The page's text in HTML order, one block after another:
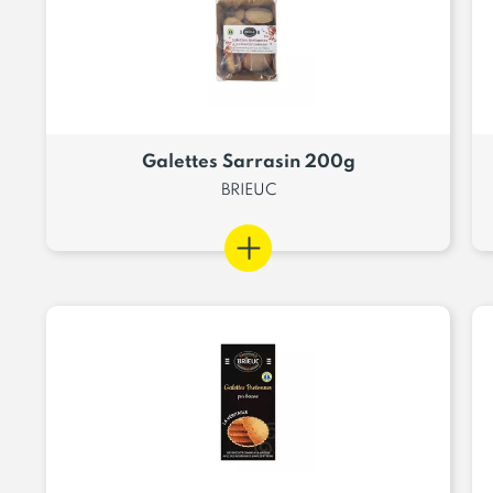
Galettes Sarrasin 200g
BRIEUC